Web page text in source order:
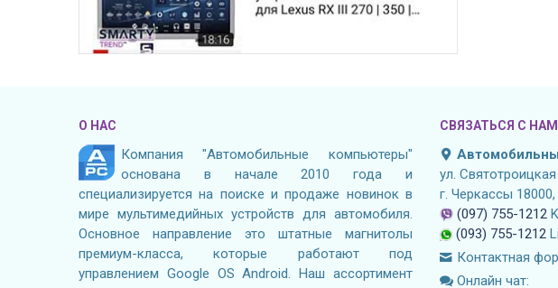
О НАС
Компания "Автомобильные компьютеры"
основана в начале 2010 года и
специализируется на поиске и продаже новинок в
мире мультимедийных устройств для автомобиля.
Основное направление это штатные магнитолы
премиум-класса, которые работают под
управлением Google OS Android. Наш ассортимент
СВЯЗАТЬСЯ С
ул. Святотроицкая
г. Черкассы 18000,
(097) 755-1212
(093) 755-1212
Контактная
Онлайн чат: